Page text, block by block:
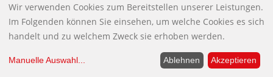
Knallhart gegen Gewalt
Es war eine gediegene Atmosphäre, in der die
Hotel Grand Elysée an der Rothenbaumchaussee
Wir verwenden Cookies zum Bereitstellen unserer Leistungen.
Im Folgenden können Sie einsehen, um welche Cookies es sich
handelt und zu welchem Zweck sie erhoben werden.
Manuelle Auswahl... Ablehnen Akzeptieren